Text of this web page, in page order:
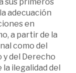
adecuación
en
a partir de la
como del
del Derecho
ilegalidad del